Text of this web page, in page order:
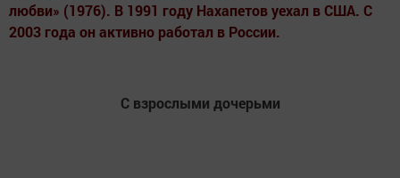
любви» (1976). В 1991 году Нахапетов уехал в США. С
2003 года он активно работал в России.
С взрослыми дочерьми